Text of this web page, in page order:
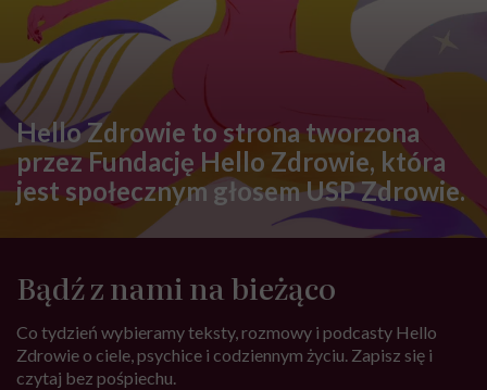
Hello Zdrowie to strona tworzona
przez Fundację Hello Zdrowie, która
jest społecznym głosem USP Zdrowie.
Bądź z nami na bieżąco
Co tydzień wybieramy teksty, rozmowy i podcasty Hello
Zdrowie o ciele, psychice i codziennym życiu. Zapisz się i
czytaj bez pośpiechu.